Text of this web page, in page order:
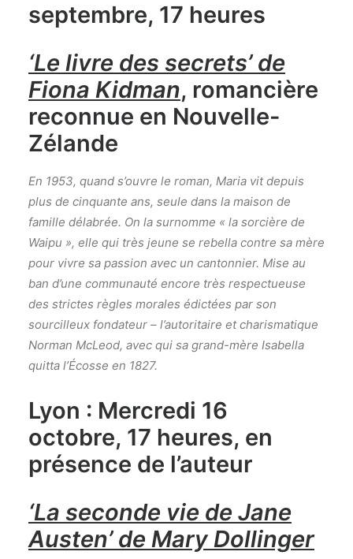
septembre, 17 heures
‘Le livre des secrets’ de
Fiona Kidman, romancière
reconnue en Nouvelle-
Zélande
En 1953, quand s’ouvre le roman, Maria vit depuis
plus de cinquante ans, seule dans la maison de
famille délabrée. On la surnomme « la sorcière de
Waipu », elle qui très jeune se rebella contre sa mère
pour vivre sa passion avec un cantonnier. Mise au
ban d’une communauté encore très respectueuse
des strictes règles morales édictées par son
sourcilleux fondateur – l’autoritaire et charismatique
Norman McLeod, avec qui sa grand-mère Isabella
quitta l’Écosse en 1827.
Lyon : Mercredi 16
octobre, 17 heures, en
présence de l’auteur
‘La seconde vie de Jane
Austen’ de Mary Dollinger